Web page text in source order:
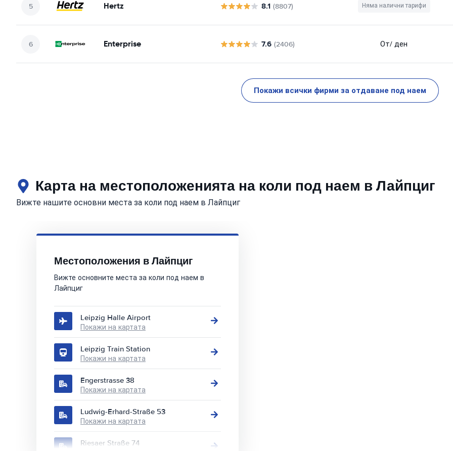
Hertz 8.1 (8807) Няма налични тарифи
Enterprise 7.6 (2406) От/ ден
Покажи всички фирми за отдаване под наем
Карта на местоположенията на коли под наем в Лайпциг
Вижте нашите основни места за коли под наем в Лайпциг
Местоположения в Лайпциг
Вижте основните места за коли под наем в
Лайпциг
Leipzig Halle Airport
Покажи на картата
Leipzig Train Station
Покажи на картата
Engerstrasse 38
Покажи на картата
Ludwig-Erhard-Straße 53
Покажи на картата
Riesaer Straße 74